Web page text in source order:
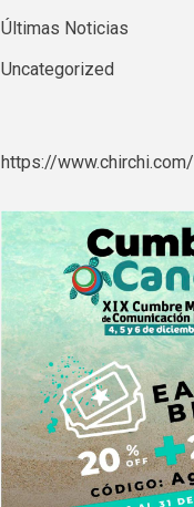
Últimas Noticias
Uncategorized
https://www.chirchi.com/